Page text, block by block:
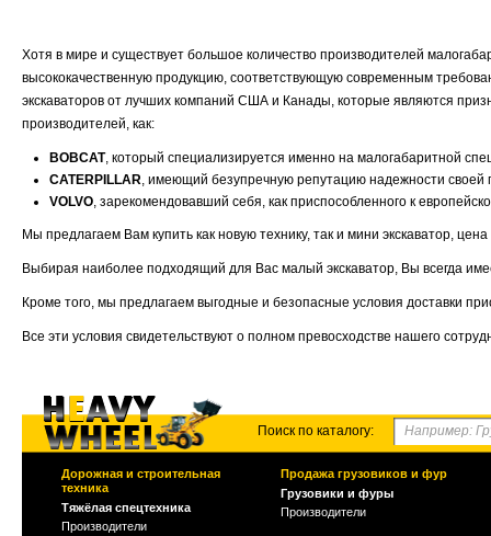
Хотя в мире и существует большое количество производителей
высококачественную продукцию, соответствующую современным
экскаваторов от лучших компаний США и Канады, которые являются
производителей, как:
BOBCAT, который специализируется именно на малогабаритной
CATERPILLAR, имеющий безупречную репутацию надежности своей
VOLVO, зарекомендовавший себя, как приспособленного к
Мы предлагаем Вам купить как новую технику, так и мини экскаватор,
Выбирая наиболее подходящий для Вас малый экскаватор, Вы всегда
Кроме того, мы предлагаем выгодные и безопасные условия доставки
Все эти условия свидетельствуют о полном превосходстве нашего
Поиск по каталогу:
Дорожная и строительная
техника
Тяжёлая спецтехника
Производители
Продажа грузовиков и фур
Грузовики и фуры
Производители